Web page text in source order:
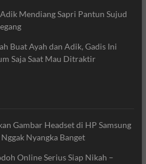
Mendiang Sapri Pantun Sujud
Buat Ayah dan Adik, Gadis Ini
Saja Saat Mau Ditraktir
Gambar Headset di HP Samsung
Nyangka Banget
Online Serius Siap Nikah –